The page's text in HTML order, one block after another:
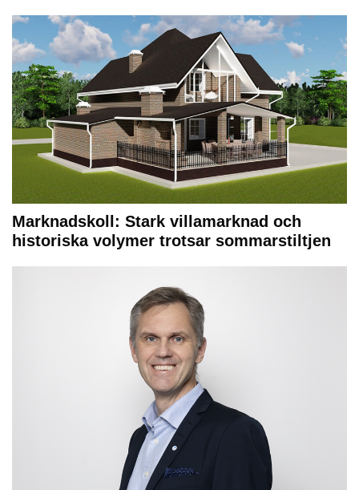
Marknadskoll: Stark villamarknad och
historiska volymer trotsar sommarstiltjen